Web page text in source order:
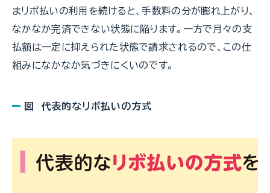
まリボ払いの利用を続けると、手数料の分が膨れ上がり、
なかなか完済できない状態に陥ります。一方で月々の支
払額は一定に抑えられた状態で請求されるので、この仕
組みになかなか気づきにくいのです。
図 代表的なリボ払いの方式